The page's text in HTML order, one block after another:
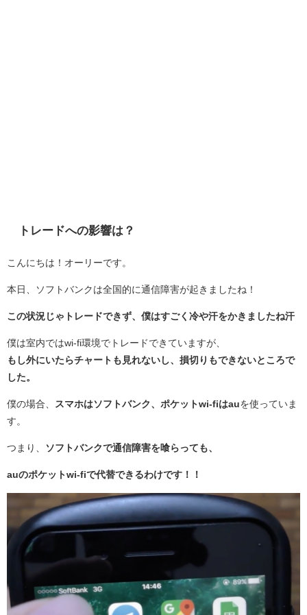
トレードへの影響は？
こんにちは！オーリーです。
本日、ソフトバンクは全国的に通信障害が起きましたね！
この状況じゃトレードできず、僕はすごく冷や汗をかきましたね汗
僕は室内ではwi-fi環境でトレードできていますが、
もし外にいたらチャートも見れないし、損切りもできないところで
した。
僕の場合、 スマホはソフトバンク、 ポケットwi-fiはauを使っていま
す。
つまり、 ソフトバンクで通信障害を喰らっても、
auのポケットwi-fiで代替できるわけです！！